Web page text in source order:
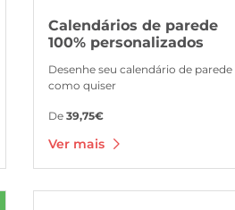
Calendários de parede
100% personalizados
Desenhe seu calendário de parede
como quiser
De 39,75€
Ver mais